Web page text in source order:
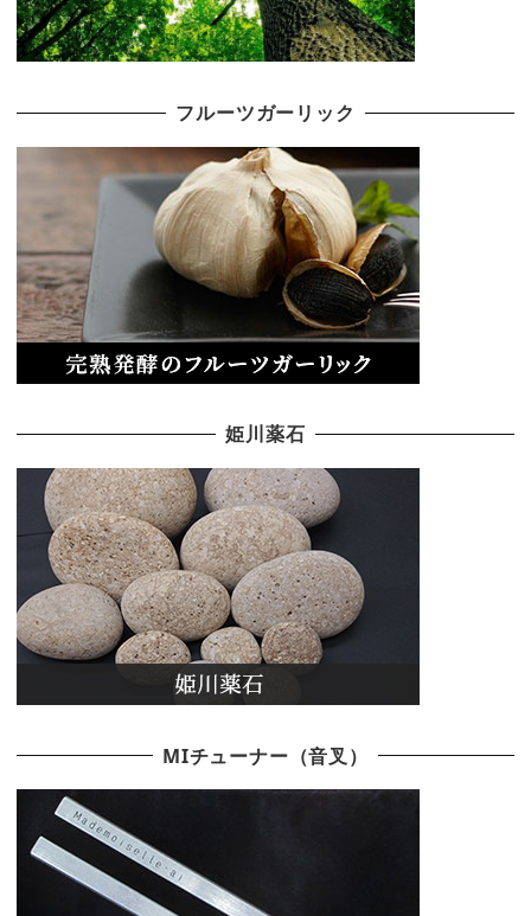
フルーツガーリック
姫川薬石
MIチューナー（音叉）